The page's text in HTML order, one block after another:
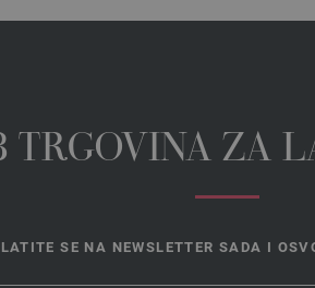
TRGOVINA ZA
SE NA NEWSLETTER SADA I